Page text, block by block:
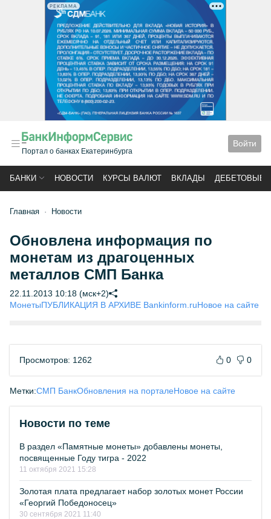
РЕКЛАМА
Портал о банках Екатеринбурга
Войти
БАНКИ НОВОСТИ КУРСЫ ВАЛЮТ ВКЛАДЫ ДЕБЕТОВЫЕ
Главная Новости
Обновлена информация по
монетам из драгоценных
металлов СМП Банка
22.11.2013 10:18 (мск+2)
МонетыПУБЛИКАЦИЯ В АРХИВЕ Bankinform.ruНовое на сайте
Просмотров: 1262 0 0
Метки:СМП БанкОбновления на порталеНовое на сайте
Новости по теме
В раздел «Памятные монеты» добавлены монеты,
посвященные Году тигра - 2022
11 октября 2021 15:28
Золотая плата предлагает набор золотых монет России
«Георгий Победоносец»
30 сентября 2021 11:40